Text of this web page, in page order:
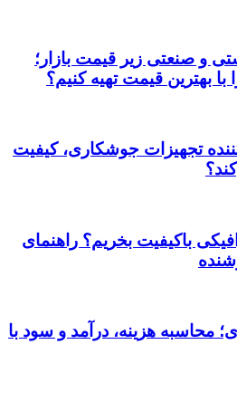
و صنعتی زیر قیمت بازار؛
بهترین قیمت تهیه کنیم؟
تجهیزات جوشکاری، کیفیت
باکیفیت بخریم؟ راهنمای
محاسبه هزینه، درآمد و سود با